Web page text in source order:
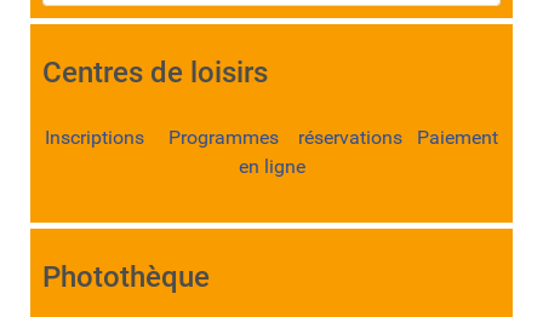
Centres de loisirs
Inscriptions Programmes réservations Paiement
en ligne
Photothèque